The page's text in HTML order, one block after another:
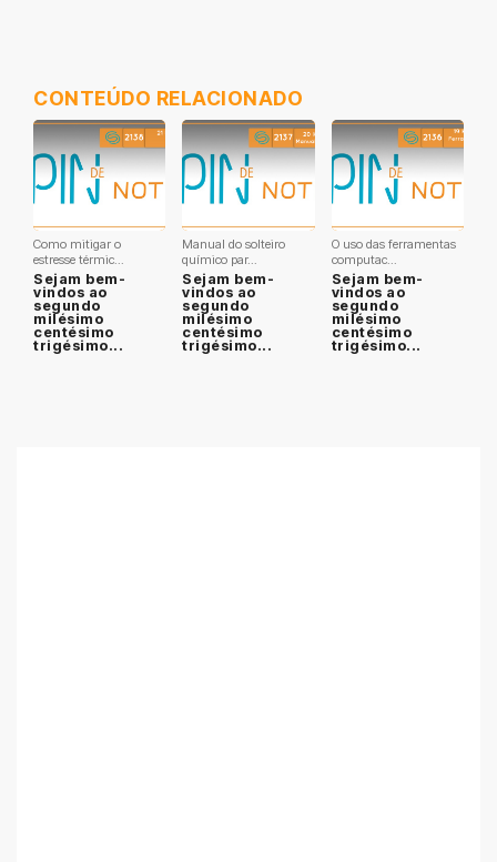
CONTEÚDO RELACIONADO
Como mitigar o
estresse térmic...
Sejam bem-
vindos ao
segundo
milésimo
centésimo
trigésimo...
Manual do solteiro
químico par...
Sejam bem-
vindos ao
segundo
milésimo
centésimo
trigésimo...
O uso das ferramentas
computac...
Sejam bem-
vindos ao
segundo
milésimo
centésimo
trigésimo...